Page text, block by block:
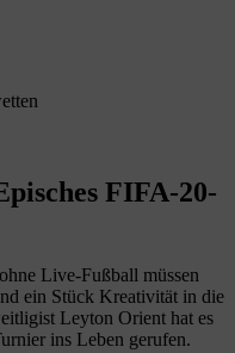
FIFA-20-
Live-Fußball müssen
ein Stück Kreativität in die
Leyton Orient hat es
ins Leben gerufen.